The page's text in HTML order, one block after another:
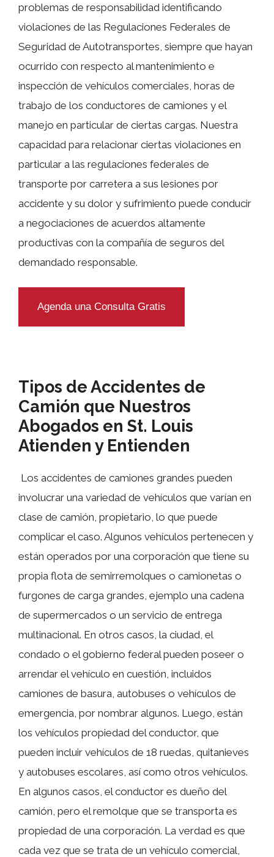
problemas de responsabilidad identificando
violaciones de las Regulaciones Federales de
Seguridad de Autotransportes, siempre que hayan
ocurrido con respecto al mantenimiento e
inspección de vehículos comerciales, horas de
trabajo de los conductores de camiones y el
manejo en particular de ciertas cargas. Nuestra
capacidad para relacionar ciertas violaciones en
particular a las regulaciones federales de
transporte por carretera a sus lesiones por
accidente y su dolor y sufrimiento puede conducir
a negociaciones de acuerdos altamente
productivas con la compañía de seguros del
demandado responsable.
Agenda una Consulta Gratis
Tipos de Accidentes de
Camión que Nuestros
Abogados en St. Louis
Atienden y Entienden
Los accidentes de camiones grandes pueden
involucrar una variedad de vehículos que varían en
clase de camión, propietario, lo que puede
complicar el caso. Algunos vehículos pertenecen y
están operados por una corporación que tiene su
propia flota de semirremolques o camionetas o
furgones de carga grandes, ejemplo una cadena
de supermercados o un servicio de entrega
multinacional. En otros casos, la ciudad, el
condado o el gobierno federal pueden poseer o
arrendar el vehículo en cuestión, incluidos
camiones de basura, autobuses o vehículos de
emergencia, por nombrar algunos. Luego, están
los vehículos propiedad del conductor, que
pueden incluir vehículos de 18 ruedas, quitanieves
y autobuses escolares, así como otros vehículos.
En algunos casos, el conductor es dueño del
camión, pero el remolque que se transporta es
propiedad de una corporación. La verdad es que
cada vez que se trata de un vehículo comercial,